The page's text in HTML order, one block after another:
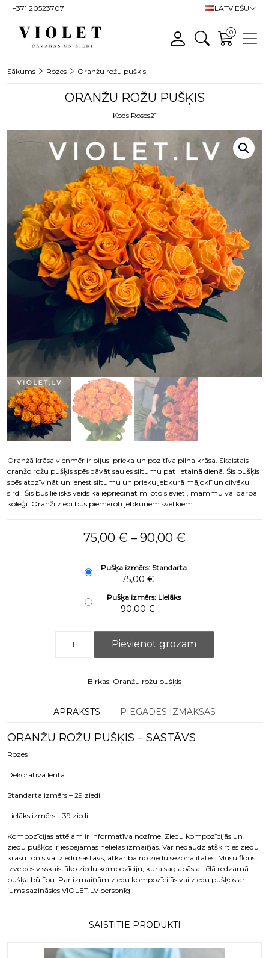
+371 20523707 LATVIEŠU
0
Sākums Rozes Oranžu rožu pušķis
ORANŽU ROŽU PUŠĶIS
Kods Roses21
Oranžā krāsa vienmēr ir bijusi prieka un pozitīva pilna krāsa. Skaistais
oranžo rožu pušķis spēs dāvāt saules siltumu pat lietainā dienā. Šis pušķis
spēs atdzīvināt un ienest siltumu un prieku jebkurā mājoklī un cilvēku
sirdī. Šis būs lielisks veids kā iepriecināt mīļoto sievieti, mammu vai darba
kolēģi. Oranži ziedi būs piemēroti jebkuriem svētkiem.
75,00 € – 90,00 €
Pušķa izmērs: Standarta
75,00 €
Pušķa izmērs: Lielāks
90,00 €
Pievienot grozam
Birkas: Oranžu rožu pušķis
APRAKSTS PIEGĀDES IZMAKSAS
ORANŽU ROŽU PUŠĶIS – SASTĀVS
Rozes
Dekoratīvā lenta
Standarta izmērs – 29 ziedi
Lielāks izmērs – 39 ziedi
Kompozīcijas attēlam ir informatīva nozīme. Ziedu kompozīcijās un
ziedu pušķos ir iespējamas nelielas izmaiņas. Var nedaudz atšķirties ziedu
krāsu tonis vai ziedu sastāvs, atkarībā no ziedu sezonalitātes. Mūsu floristi
izveidos visskaistāko ziedu kompozīciju, kura saglabās attēlā redzamā
pušķa būtību. Par izmaiņām ziedu kompozīcijās vai ziedu pušķos ar
jums sazināsies VIOLET.LV personīgi.
SAISTĪTIE PRODUKTI
This product has multiple variants.